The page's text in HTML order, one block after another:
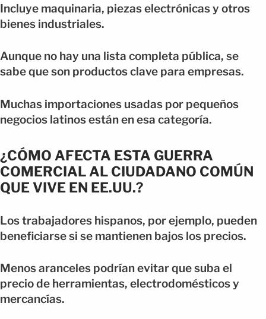
Incluye maquinaria, piezas electrónicas y otros
bienes industriales.
Aunque no hay una lista completa pública, se
sabe que son productos clave para empresas.
Muchas importaciones usadas por pequeños
negocios latinos están en esa categoría.
¿CÓMO AFECTA ESTA GUERRA
COMERCIAL AL CIUDADANO COMÚN
QUE VIVE EN EE.UU.?
Los trabajadores hispanos, por ejemplo, pueden
beneficiarse si se mantienen bajos los precios.
Menos aranceles podrían evitar que suba el
precio de herramientas, electrodomésticos y
mercancías.